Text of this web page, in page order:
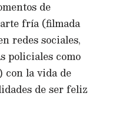
de
fría (filmada
redes sociales,
policiales como
con la vida de
de ser feliz